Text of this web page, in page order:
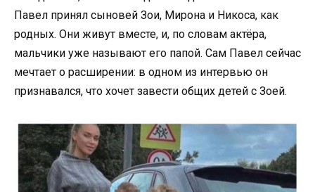
Павел принял сыновей Зои, Мирона и Никоса, как
родных. Они живут вместе, и, по словам актёра,
мальчики уже называют его папой. Сам Павел сейчас
мечтает о расширении: в одном из интервью он
признавался, что хочет завести общих детей с Зоей.